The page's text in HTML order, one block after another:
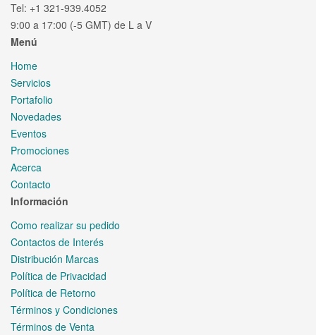
Tel: +1 321-939.4052
9:00 a 17:00 (-5 GMT) de L a V
Menú
Home
Servicios
Portafolio
Novedades
Eventos
Promociones
Acerca
Contacto
Información
Como realizar su pedido
Contactos de Interés
Distribución Marcas
Política de Privacidad
Política de Retorno
Términos y Condiciones
Términos de Venta